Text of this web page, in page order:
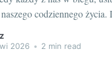
codziennego
cenione jest taxi z kierowcą
2026 • 2 min read